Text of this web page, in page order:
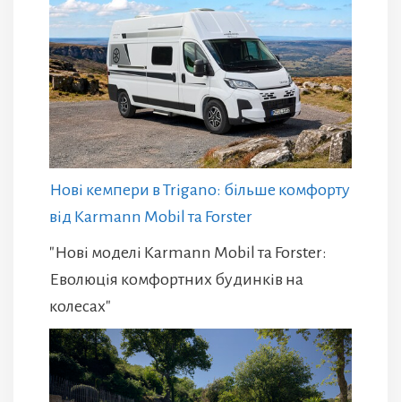
Нові кемпери в Trigano: більше комфорту
від Karmann Mobil та Forster
"Нові моделі Karmann Mobil та Forster:
Еволюція комфортних будинків на
колесах"